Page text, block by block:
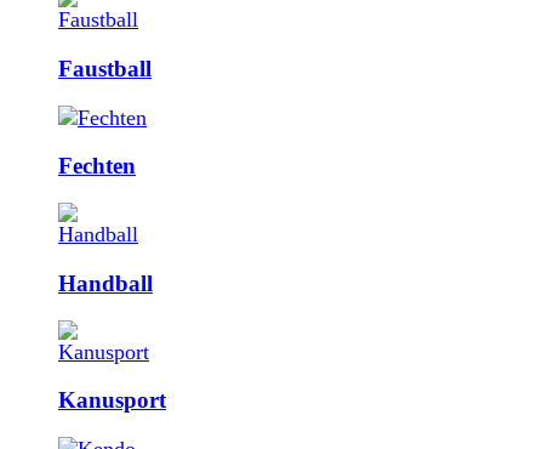
Faustball
Fechten
Handball
Kanusport